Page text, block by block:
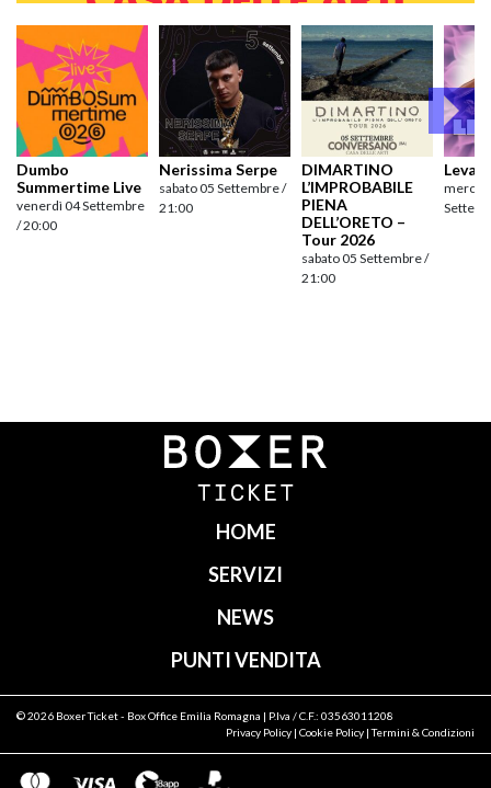
Dumbo
Summertime Live
venerdì 04 Settembre
/ 20:00
Nerissima Serpe
sabato 05 Settembre /
21:00
DIMARTINO
L’IMPROBABILE
PIENA
DELL’ORETO –
Tour 2026
sabato 05 Settembre /
21:00
Navigazione
HOME
SERVIZI
NEWS
PUNTI VENDITA
© 2026 Boxer Ticket- Box Office Emilia Romagna | P.Iva / C.F.: 03563011208
Privacy Policy | Cookie Policy |Termini & Condizioni